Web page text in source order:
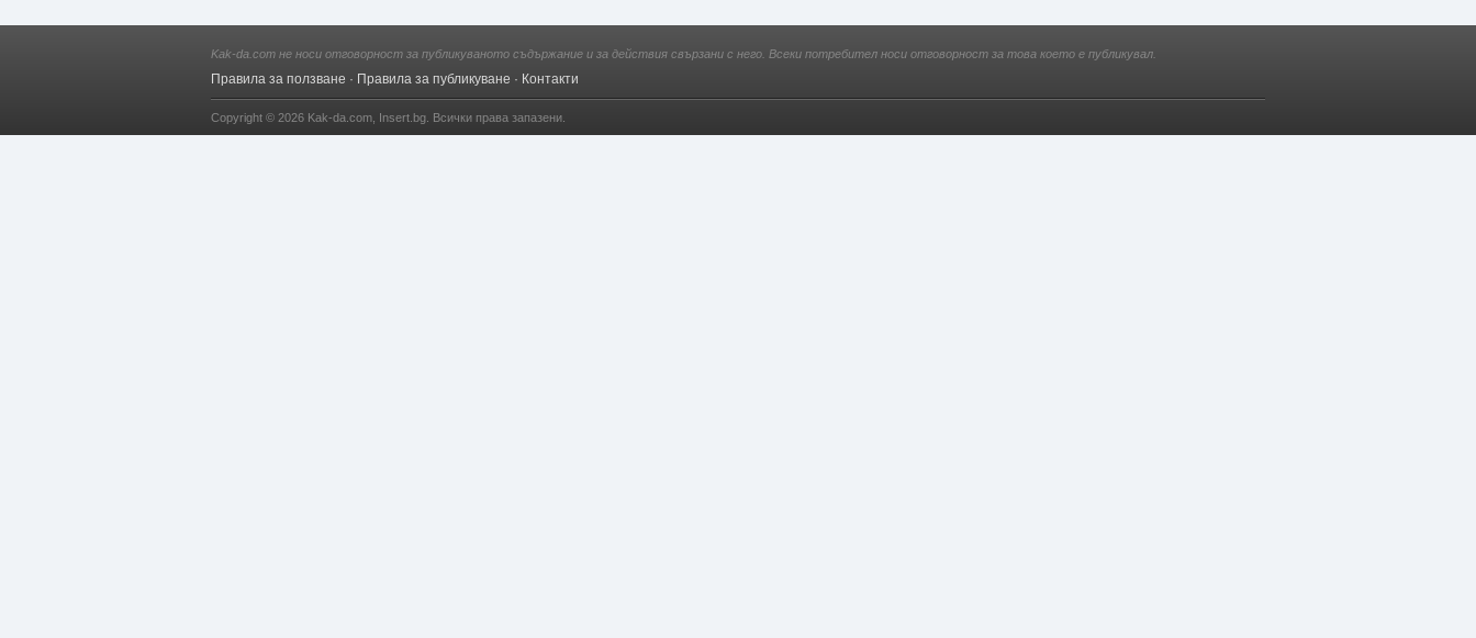
Kak-da.com не носи отговорност за публикуваното съдържание и за действия свързани с него. Всеки потребител носи отговорност за това което е публикувал.
Правила за ползване · Правила за публикуване · Контакти
Copyright © 2026 Kak-da.com Insert.bg . Всички права запазени.